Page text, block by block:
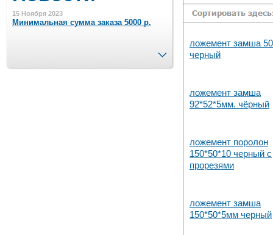
15 Ноября 2023
Минимальная сумма заказа 5000 р.
Шляпные коробочки производим
След.
ложемент замша
черный
ложемент замша
92*52*5мм. чёрный
ложемент поролон
150*50*10 черный с
прорезями
ложемент замша
150*50*5мм черный